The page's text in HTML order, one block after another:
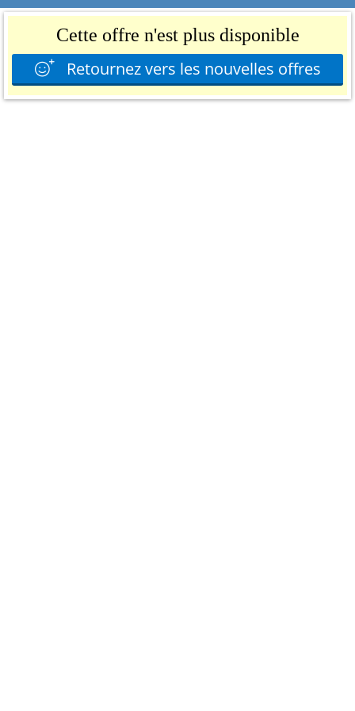
Cette offre n'est plus disponible
Retournez vers les nouvelles offres